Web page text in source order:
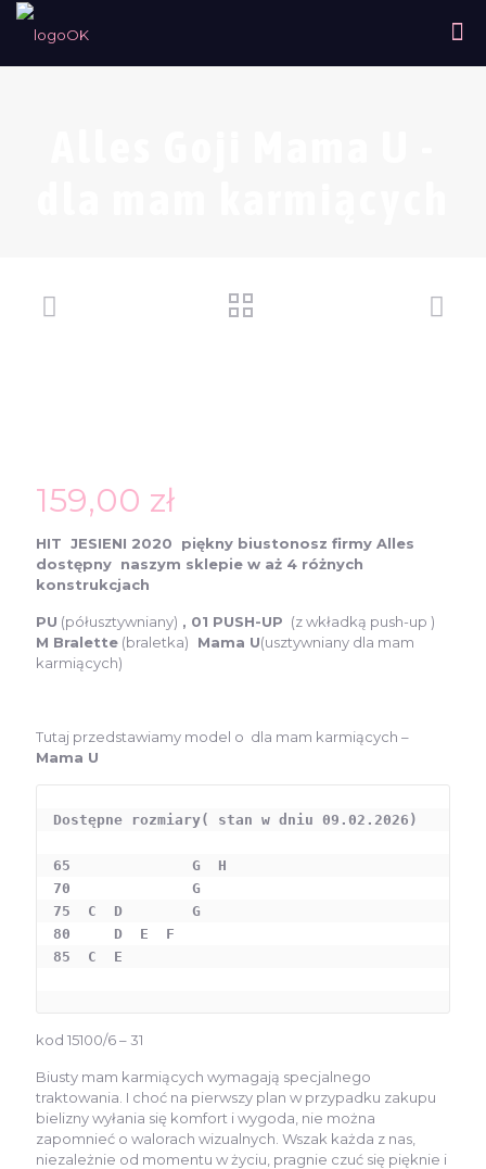
159,00 zł
HIT JESIENI 2020 piękny biustonosz firmy Alles
dostępny naszym sklepie w aż 4 różnych
konstrukcjach
PU (półusztywniany) , 01 PUSH-UP (z wkładką push-up )
M Bralette (braletka) Mama U(usztywniany dla mam
karmiących)
Tutaj przedstawiamy model o dla mam karmiących –
Mama U
Dostępne rozmiary( stan w dniu 09.02.2026)
65              G  H
70              G
75  C  D        G
80     D  E  F
85  C  E
kod 15100/6 – 31
Biusty mam karmiących wymagają specjalnego
traktowania. I choć na pierwszy plan w przypadku zakupu
bielizny wyłania się komfort i wygoda, nie można
zapomnieć o walorach wizualnych. Wszak każda z nas,
niezależnie od momentu w życiu, pragnie czuć się pięknie i